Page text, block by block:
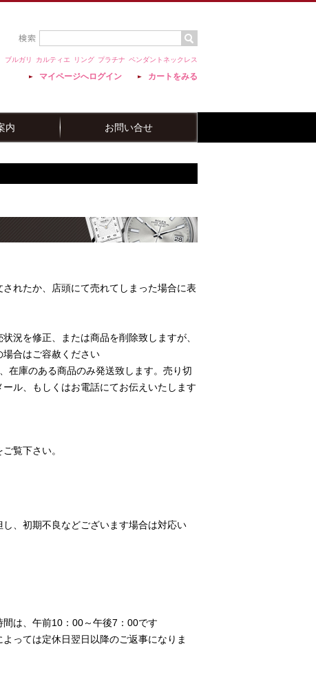
ブルガリ カルティエ リング プラチナ ペンダントネックレス
マイページへログイン カートをみる
内 お問い合せ
れたか、店頭にて売れてしまった場合に表
況を修正、または商品を削除致しますが、
合はご容赦ください
在庫のある商品のみ発送致します。売り切
ル、もしくはお電話にてお伝えいたします
ご覧下さい。
、初期不良などございます場合は対応い
は、午前10：00～午後7：00です
っては定休日翌日以降のご返事になりま